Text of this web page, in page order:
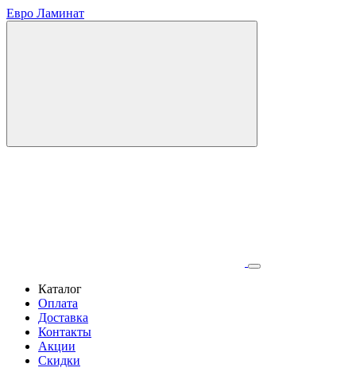
Евро Ламинат
Каталог
Оплата
Доставка
Контакты
Акции
Скидки